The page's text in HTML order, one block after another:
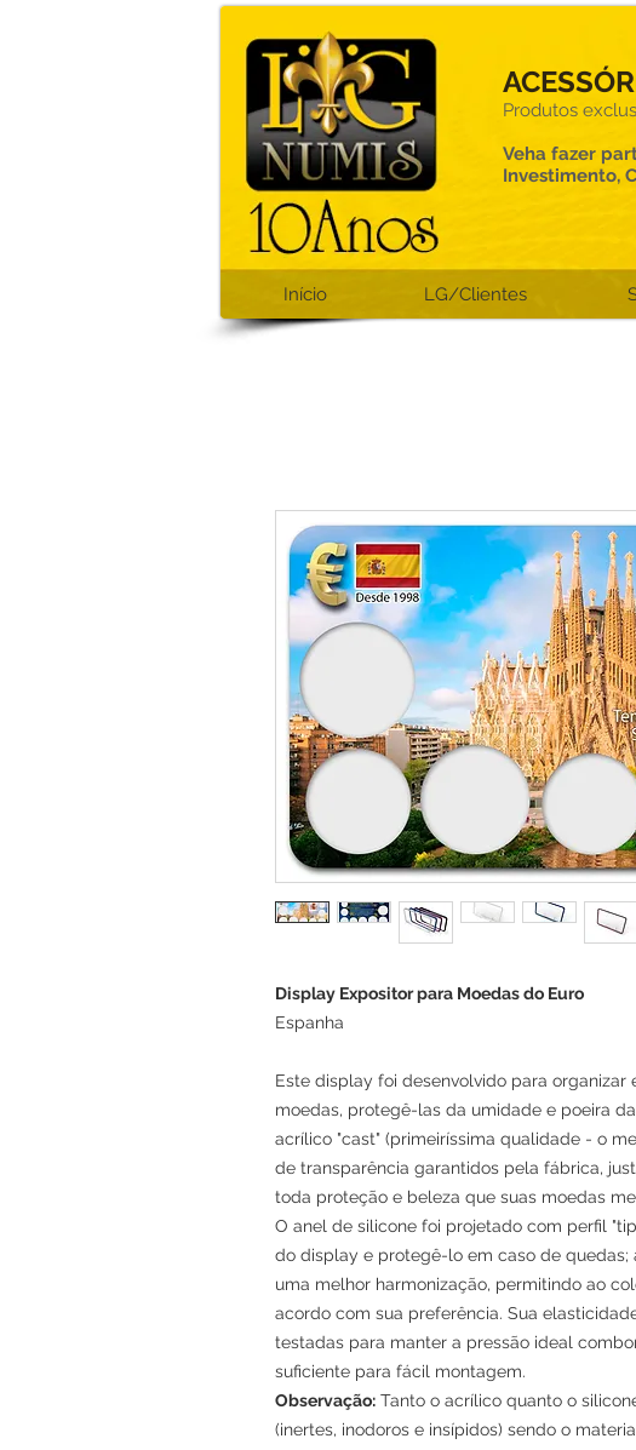
Início LG/Clientes
Produtos
Veha fazer
Investimento,
Display Expositor para Moedas do Euro
Espanha
Este display foi desenvolvido para organizar
moedas, protegê-las da umidade e poeira
acrílico "cast" (primeiríssima qualidade - o
de transparência garantidos pela fábrica,
toda proteção e beleza que suas moedas
O anel de silicone foi projetado com perfil
do display e protegê-lo em caso de quedas;
uma melhor harmonização, permitindo ao
acordo com sua preferência. Sua
testadas para manter a pressão ideal
suficiente para fácil montagem.
Observação: Tanto o acrílico quanto o
(inertes, inodoros e insípidos) sendo o